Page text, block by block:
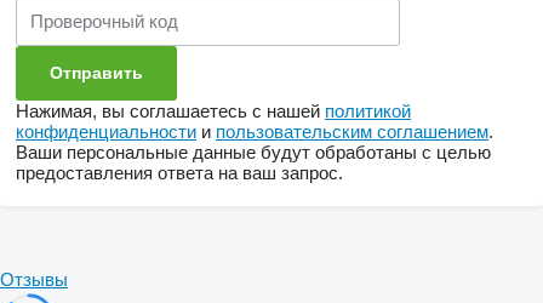
Нажимая, вы соглашаетесь с нашей политикой
конфиденциальности и пользовательским соглашением.
Ваши персональные данные будут обработаны с целью
предоставления ответа на ваш запрос.
Отзывы